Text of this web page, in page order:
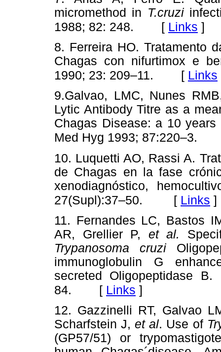
micromethod in T.cruzi
1988; 82: 248. [ Links ]
8. Ferreira HO. Tratamento
Chagas con nifurtimox e
1990; 23: 209–11. [ Links
9.Galvao, LMC, Nunes
Lytic Antibody Titre as a
Chagas Disease: a 10
Med Hyg 1993; 87:220–3.
10. Luquetti AO, Rassi A.
de Chagas en la fase
xenodiagnóstico,
27(Supl):37–50.
[ Links ]
11. Fernandes LC, Bastos
AR, Grellier P, et al.
Trypanosoma cruzi
immunoglobulin G
secreted Oligopeptidase B.
84. [ Links ]
12. Gazzinelli RT, Galvao
Scharfstein J,et al. Use of
(GP57/51) or